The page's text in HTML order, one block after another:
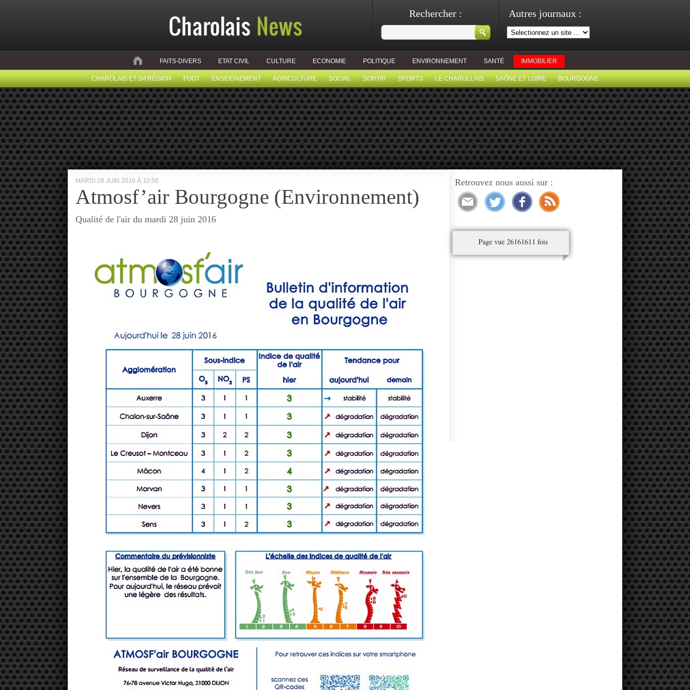
Autres journaux :
Rechercher :
FAITS-DIVERS ETAT CIVIL CULTURE ECONOMIE POLITIQUE ENVIRONNEMENT SANTÉ IMMOBILIER
CHAROLAIS ET SA RÉGION FOOT ENSEIGNEMENT AGRICULTURE SOCIAL SORTIR SPORTS LE CHAROLLAIS SAÔNE ET LOIRE BOURGOGNE
MARDI 28 JUIN 2016 À 10:50
Atmosf’air Bourgogne (Environnement)
Qualité de l'air du mardi 28 juin 2016
Retrouvez nous aussi sur :
Page vue 26161611 fois